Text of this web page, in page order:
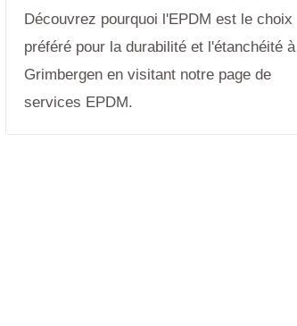
Découvrez pourquoi l'EPDM est le choix
préféré pour la durabilité et l'étanchéité à
Grimbergen en visitant notre page de
services EPDM.